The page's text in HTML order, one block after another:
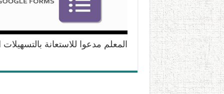
المعلم مدعوا للاستعانة